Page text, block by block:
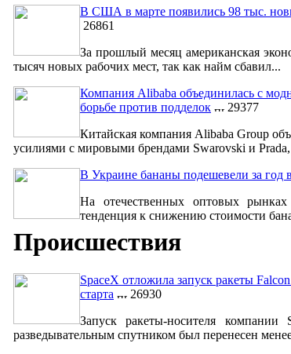
В США в марте появились 98 тыс.
26861
За прошлый месяц американская
тысяч новых рабочих мест, так как найм сбавил...
Компания Alibaba объединилась с
борьбе против подделок
29377
Китайская компания Alibaba Group
усилиями с мировыми брендами Swarovski и
В Украине бананы подешевели за год
На отечественных оптовых рынках
тенденция к снижению стоимости
Происшествия
SpaceX отложила запуск ракеты
старта
26930
Запуск ракеты-носителя
разведывательным спутником был перенесен